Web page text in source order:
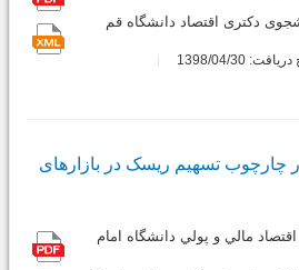
دکتری اقتصاد دانشگاه قم
1398/04/30
چارچوب تسهیم ریسک در بازارهای
مالي و پولي دانشگاه امام